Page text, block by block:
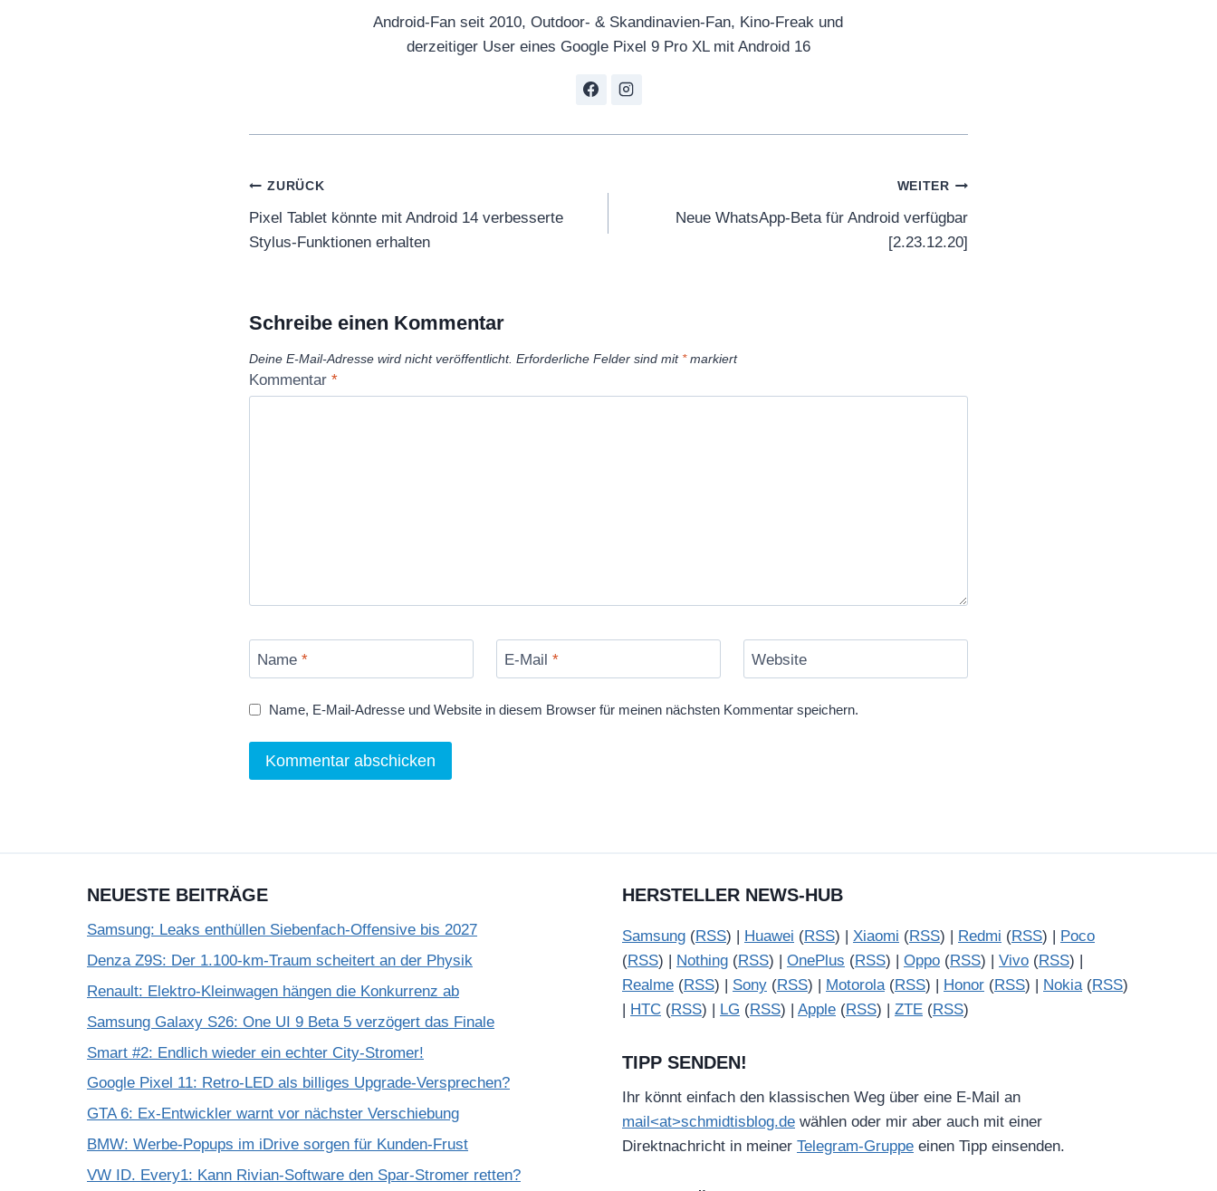
f
i
a
a
“
a
e
Android-Fan seit 2010, Outdoor- & Skandinavien-Fan, Kino-Freak und
derzeitiger User eines Google Pixel 9 Pro XL mit Android 16
Beitragsnavigation
ZURÜCK
Pixel Tablet könnte mit Android 14 verbesserte
Stylus-Funktionen erhalten
WEITER
Neue WhatsApp-Beta für Android verfügbar
[2.23.12.20]
Schreibe einen Kommentar
Deine E-Mail-Adresse wird nicht veröffentlicht. Erforderliche Felder sind mit *markiert
Kommentar *
Name * E-Mail * Website
Name, E-Mail-Adresse und Website in diesem Browser für meinen nächsten Kommentar speichern.
NEUESTE BEITRÄGE
Samsung: Leaks enthüllen Siebenfach-Offensive bis 2027
Denza Z9S: Der 1.100-km-Traum scheitert an der Physik
Renault: Elektro-Kleinwagen hängen die Konkurrenz ab
Samsung Galaxy S26: One UI 9 Beta 5 verzögert das Finale
Smart #2: Endlich wieder ein echter City-Stromer!
Google Pixel 11: Retro-LED als billiges Upgrade-Versprechen?
GTA 6: Ex-Entwickler warnt vor nächster Verschiebung
BMW: Werbe-Popups im iDrive sorgen für Kunden-Frust
VW ID. Every1: Kann Rivian-Software den Spar-Stromer retten?
HERSTELLER NEWS-HUB
Samsung (RSS) | Huawei (RSS) | Xiaomi (RSS) | Redmi (RSS) |
Poco
(RSS) | Nothing (RSS) | OnePlus (RSS) | Oppo (RSS) | Vivo (RSS) |
Realme (RSS) | Sony (RSS) | Motorola(RSS) | Honor (RSS) | Nokia(RSS)
HTC (RSS) | LG (RSS) | Apple (RSS) | ZTE (RSS)
TIPP SENDEN!
Ihr könnt einfach den klassischen Weg über eine E-Mail an
mail<at>schmidtisblog.de wählen oder mir aber auch mit einer
Direktnachricht in meiner Telegram-Gruppe einen Tipp einsenden.